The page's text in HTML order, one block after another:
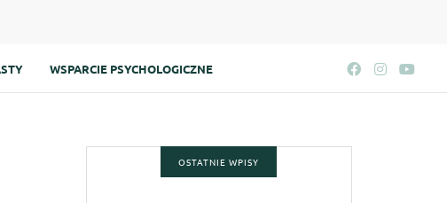
WSPARCIE PSYCHOLOGICZNE
OSTATNIE WPISY